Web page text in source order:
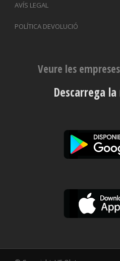
AVÍS LEGAL
POLÍTICA DEVOLUCIÓ
Veure les
Descarrega